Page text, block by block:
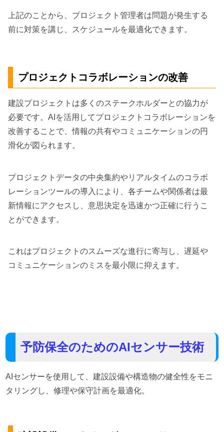
上記のことから、プロジェクト管理者は問題が発生する
前に対策を講じ、スケジュールを最適化できます。
プロジェクトコラボレーションの改善
建設プロジェクトは多くのステークホルダーとの協力が
必要です。AIを活用してプロジェクトコラボレーションを
改善することで、情報の共有やコミュニケーションの円
滑化が図られます。
プロジェクトデータの中央集約やリアルタイムのコラボ
レーションツールの導入により、各チームや関係者は最
新情報にアクセスし、意思決定を迅速かつ正確に行うこ
とができます。
これはプロジェクトのスムーズな進行に寄与し、遅延や
コミュニケーションのミスを最小限に抑えます。
予防保全のためのAIセンサー技術
AIセンサーを使用して、建設設備や構造物の健全性をモニ
タリングし、修理や保守計画を最適化。